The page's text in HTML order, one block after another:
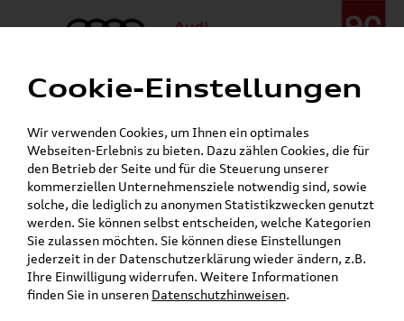
Menü
24h-Pannenhilfe:+49 (0)171 / 870 72 87
Gerade geschlossen
Verkauf:
Mo. - Fr. 08:00 - 19:00 Uhr Sa. 09:00 - 13:00 Uhr
Service:Mo. - Fr. 06:00 - 20:00 Uhr Sa. 08:00 - 13:00 Uhr
Jetzt sparen bei unseren
Dachboxen!
Grundträger zum Schnäppchenpreis
Cookie-Einstellungen
Wir verwenden Cookies, um Ihnen ein optimales
Webseiten-Erlebnis zu bieten. Dazu zählen Cookies, die für
den Betrieb der Seite und für die Steuerung unserer
kommerziellen Unternehmensziele notwendig sind, sowie
solche, die lediglich zu anonymen Statistikzwecken genutzt
werden. Sie können selbst entscheiden, welche Kategorien
Sie zulassen möchten. Sie können diese Einstellungen
jederzeit in der Datenschutzerklärung wieder ändern, z.B.
Ihre Einwilligung widerrufen. Weitere Informationen
finden Sie in unseren Datenschutzhinweisen.